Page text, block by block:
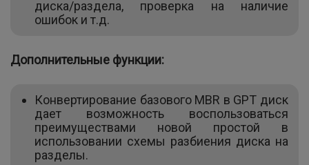
диска/раздела, проверка на наличие
ошибок и т.д.
Дополнительные функции:
Конвертирование базового MBR в GPT диск
дает возможность воспользоваться
преимуществами новой простой в
использовании схемы разбиения диска на
разделы.